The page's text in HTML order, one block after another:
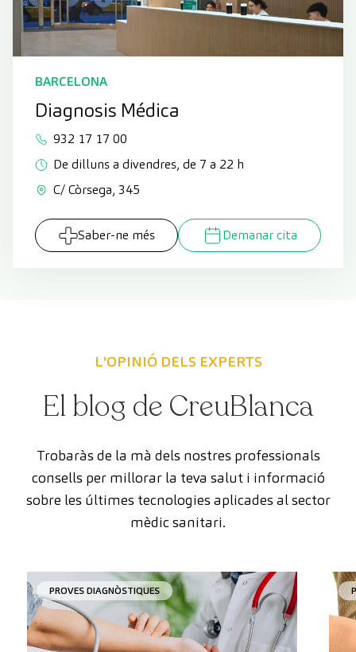
BARCELONA
Diagnosis Médica
932 17 17 00
De dilluns a divendres, de 7 a 22 h
C/ Còrsega, 345
Saber-ne més Demanar cita
L'OPINIÓ DELS EXPERTS
El blog de CreuBlanca
Trobaràs de la mà dels nostres professionals
consells per millorar la teva salut i informació
sobre les últimes tecnologies aplicades al sector
mèdic sanitari.
PROVES DIAGNÒSTIQUES